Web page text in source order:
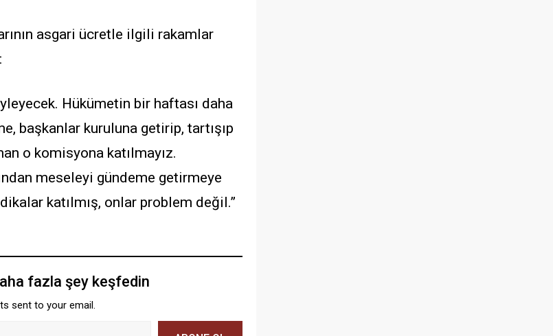
asgari ücretle ilgili rakamlar
Hükümetin bir haftası daha
başkanlar kuruluna getirip, tartışıp
o komisyona katılmayız.
meseleyi gündeme getirmeye
katılmış, onlar problem değil.”
fazla şey keşfedin
sent to your email.